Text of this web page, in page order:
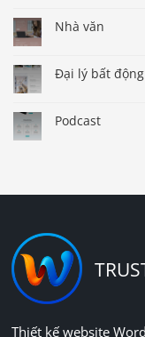
Nhà văn
Đại lý bất
Podcast
Thiết kế website